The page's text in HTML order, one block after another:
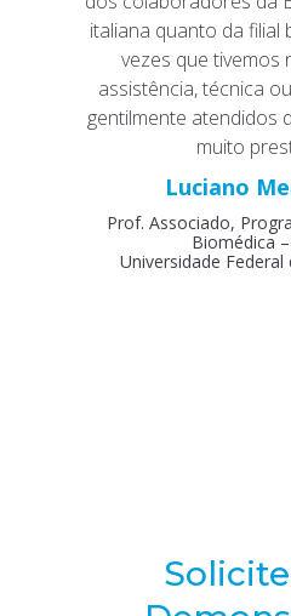
italiana quanto da filial
vezes que tivemos
assistência, técnica
gentilmente atendidos
muito
Luciano
Prof. Associado,
Biomédica
Universidade Federal